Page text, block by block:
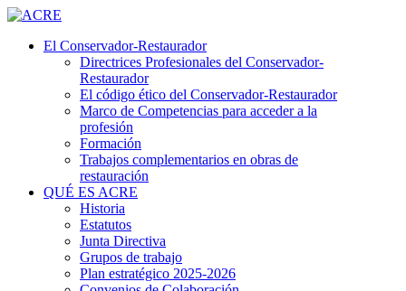
El Conservador-Restaurador
Directrices Profesionales del Conservador-
Restaurador
El código ético del Conservador-Restaurador
Marco de Competencias para acceder a la
profesión
Formación
Trabajos complementarios en obras de
restauración
QUÉ ES ACRE
Historia
Estatutos
Junta Directiva
Grupos de trabajo
Plan estratégico 2025-2026